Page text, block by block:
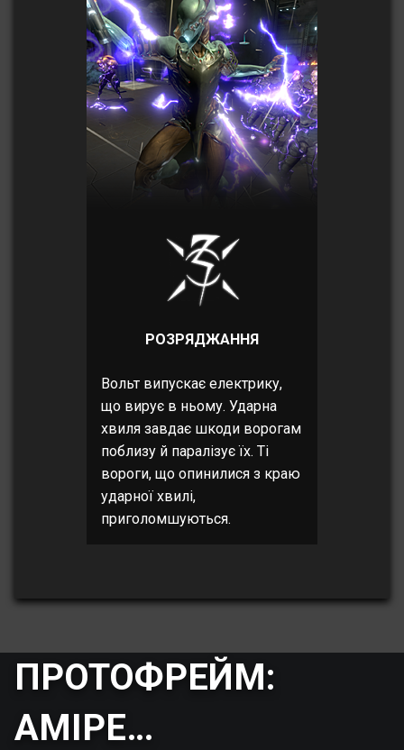
РОЗРЯДЖАННЯ
Вольт випускає електрику,
що вирує в ньому. Ударна
хвиля завдає шкоди ворогам
поблизу й паралізує їх. Ті
вороги, що опинилися з краю
ударної хвилі,
приголомшуються.
ПРОТОФРЕЙМ:
АМІРЕ…